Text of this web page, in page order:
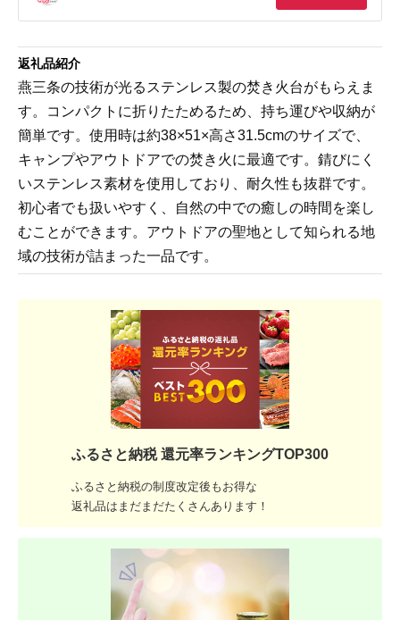
返礼品紹介
燕三条の技術が光るステンレス製の焚き火台がもらえま
す。コンパクトに折りたためるため、持ち運びや収納が
簡単です。使用時は約38×51×高さ31.5cmのサイズで、
キャンプやアウトドアでの焚き火に最適です。錆びにく
いステンレス素材を使用しており、耐久性も抜群です。
初心者でも扱いやすく、自然の中での癒しの時間を楽し
むことができます。アウトドアの聖地として知られる地
域の技術が詰まった一品です。
ふるさと納税 還元率ランキングTOP300
ふるさと納税の制度改定後もお得な
返礼品はまだまだたくさんあります！